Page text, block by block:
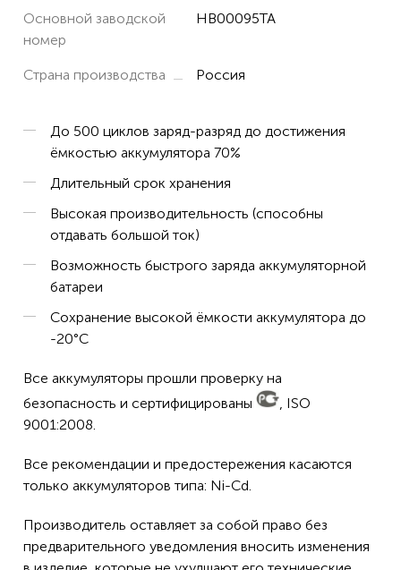
Основной заводской
номер
HB00095TA
Страна производства Россия
До 500 циклов заряд-разряд до достижения
ёмкостью аккумулятора 70%
Длительный срок хранения
Высокая производительность (способны
отдавать большой ток)
Возможность быстрого заряда аккумуляторной
батареи
Сохранение высокой ёмкости аккумулятора до
-20°C
Все аккумуляторы прошли проверку на
безопасность и сертифицированы
, ISO
9001:2008.
Все рекомендации и предостережения касаются
только аккумуляторов типа: Ni-Cd.
Производитель оставляет за собой право без
предварительного уведомления вносить изменения